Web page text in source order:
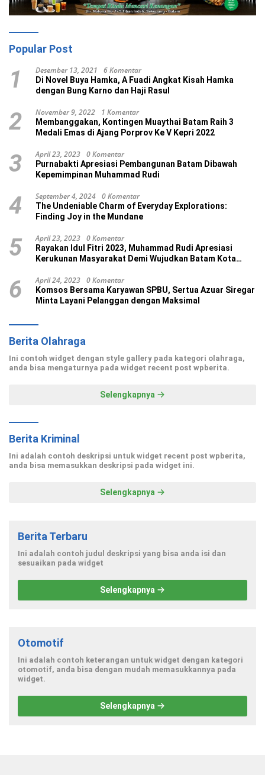
Popular Post
1 Desember 13, 2021 6 Komentar
Di Novel Buya Hamka, A Fuadi Angkat Kisah Hamka
dengan Bung Karno dan Haji Rasul
2 November 9, 2022 1 Komentar
Membanggakan, Kontingen Muaythai Batam Raih 3
Medali Emas di Ajang Porprov Ke V Kepri 2022
3 April 23, 2023 0 Komentar
Purnabakti Apresiasi Pembangunan Batam Dibawah
Kepemimpinan Muhammad Rudi
4 September 4, 2024 0 Komentar
The Undeniable Charm of Everyday Explorations:
Finding Joy in the Mundane
5 April 23, 2023 0 Komentar
Rayakan Idul Fitri 2023, Muhammad Rudi Apresiasi
Kerukunan Masyarakat Demi Wujudkan Batam Kota
6 April 24, 2023 0 Komentar
Komsos Bersama Karyawan SPBU, Sertua Azuar Siregar
Minta Layani Pelanggan dengan Maksimal
Berita Olahraga
Ini contoh widget dengan style gallery pada kategori olahraga,
anda bisa mengaturnya pada widget recent post wpberita.
Selengkapnya
Berita Kriminal
Ini adalah contoh deskripsi untuk widget recent post wpberita,
anda bisa memasukkan deskripsi pada widget ini.
Selengkapnya
Berita Terbaru
Ini adalah contoh judul deskripsi yang bisa anda isi dan
sesuaikan pada widget
Selengkapnya
Otomotif
Ini adalah contoh keterangan untuk widget dengan kategori
otomotif, anda bisa dengan mudah memasukkannya pada
widget.
Selengkapnya